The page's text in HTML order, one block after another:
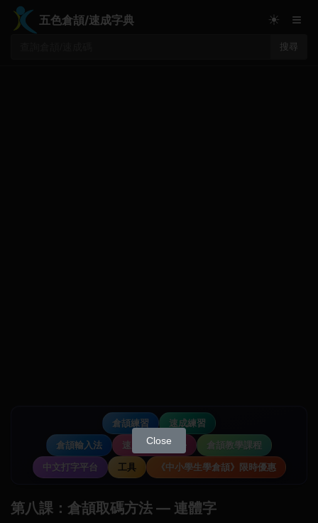
五色倉頡/速成字典
搜尋
☀ ≡
倉頡練習
速成練習
倉頡輸入法
速成輸入法教學
倉頡教學課程
中文打字平台
工具 《中小學生學倉頡》限時優惠
第八課：倉頡取碼方法 — 連體字
Close